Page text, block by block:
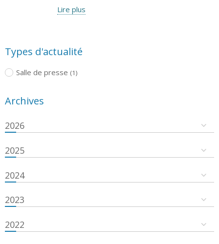
Lire plus
Types d'actualité
Salle de presse (1)
Archives
2026
2025
2024
2023
2022